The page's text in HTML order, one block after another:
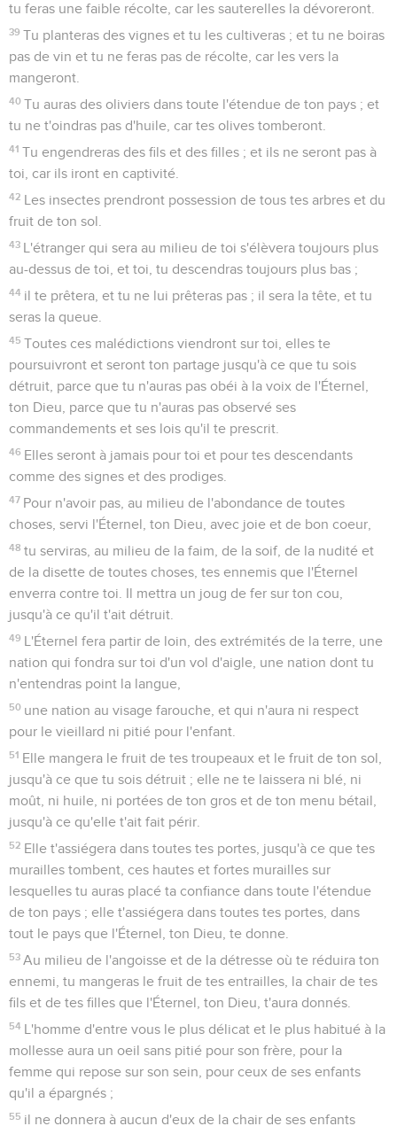
tu feras une faible récolte, car les sauterelles la dévoreront.
39 Tu planteras des vignes et tu les cultiveras ; et tu ne boiras
pas de vin et tu ne feras pas de récolte, car les vers la
mangeront.
40 Tu auras des oliviers dans toute l'étendue de ton pays ; et
tu ne t'oindras pas d'huile, car tes olives tomberont.
41 Tu engendreras des fils et des filles ; et ils ne seront pas à
toi, car ils iront en captivité.
42 Les insectes prendront possession de tous tes arbres et du
fruit de ton sol.
43 L'étranger qui sera au milieu de toi s'élèvera toujours plus
au-dessus de toi, et toi, tu descendras toujours plus bas ;
44 il te prêtera, et tu ne lui prêteras pas ; il sera la tête, et tu
seras la queue.
45 Toutes ces malédictions viendront sur toi, elles te
poursuivront et seront ton partage jusqu'à ce que tu sois
détruit, parce que tu n'auras pas obéi à la voix de l'Éternel,
ton Dieu, parce que tu n'auras pas observé ses
commandements et ses lois qu'il te prescrit.
46 Elles seront à jamais pour toi et pour tes descendants
comme des signes et des prodiges.
47 Pour n'avoir pas, au milieu de l'abondance de toutes
choses, servi l'Éternel, ton Dieu, avec joie et de bon coeur,
48 tu serviras, au milieu de la faim, de la soif, de la nudité et
de la disette de toutes choses, tes ennemis que l'Éternel
enverra contre toi. Il mettra un joug de fer sur ton cou,
jusqu'à ce qu'il t'ait détruit.
49 L'Éternel fera partir de loin, des extrémités de la terre, une
nation qui fondra sur toi d'un vol d'aigle, une nation dont tu
n'entendras point la langue,
50 une nation au visage farouche, et qui n'aura ni respect
pour le vieillard ni pitié pour l'enfant.
51 Elle mangera le fruit de tes troupeaux et le fruit de ton sol,
jusqu'à ce que tu sois détruit ; elle ne te laissera ni blé, ni
moût, ni huile, ni portées de ton gros et de ton menu bétail,
jusqu'à ce qu'elle t'ait fait périr.
52 Elle t'assiégera dans toutes tes portes, jusqu'à ce que tes
murailles tombent, ces hautes et fortes murailles sur
lesquelles tu auras placé ta confiance dans toute l'étendue
de ton pays ; elle t'assiégera dans toutes tes portes, dans
tout le pays que l'Éternel, ton Dieu, te donne.
53 Au milieu de l'angoisse et de la détresse où te réduira ton
ennemi, tu mangeras le fruit de tes entrailles, la chair de tes
fils et de tes filles que l'Éternel, ton Dieu, t'aura donnés.
54 L'homme d'entre vous le plus délicat et le plus habitué à la
mollesse aura un oeil sans pitié pour son frère, pour la
femme qui repose sur son sein, pour ceux de ses enfants
qu'il a épargnés ;
55 il ne donnera à aucun d'eux de la chair de ses enfants